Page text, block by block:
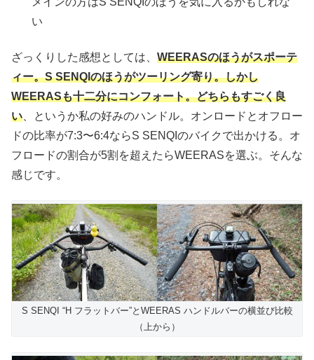
い
ざっくりした感想としては、 WEERASのほうがスポーテ
ィー。S SENQIのほうがツーリング寄り。しかし
WEERASも十二分にコンフォート。どちらもすごく良
い 、というか私の好みのハンドル。オンロードとオフロー
ドの比率が7:3〜6:4ならS SENQIのバイクで出かける。オ
フロードの割合が5割を超えたらWEERASを選ぶ。そんな
感じです。
S SENQI “H フラットバー”とWEERAS ハンドルバーの横並び比較
（上から）